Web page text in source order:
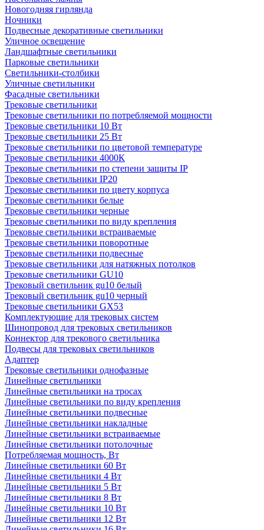
Новогодняя гирлянда
Ночники
Подвесные декоративные светильники
Уличное освещение
Ландшафтные светильники
Парковые светильники
Светильники-столбики
Уличные светильники
Фасадные светильники
Трековые светильники
Трековые светильники по потребляемой мощности
Трековые светильники 10 Вт
Трековые светильники 25 Вт
Трековые светильники по цветовой температуре
Трековые светильники 4000К
Трековые светильники по степени защиты IP
Трековые светильники IP20
Трековые светильники по цвету корпуса
Трековые светильники белые
Трековые светильники черные
Трековые светильники по виду крепления
Трековые светильники встраиваемые
Трековые светильники поворотные
Трековые светильники подвесные
Трековые светильники для натяжных потолков
Трековые светильники GU10
Трековый светильник gu10 белый
Трековый светильник gu10 черный
Трековые светильники GX53
Комплектующие для трековых систем
Шинопровод для трековых светильников
Коннектор для трекового светильника
Подвесы для трековых светильников
Адаптер
Трековые светильники однофазные
Линейные светильники
Линейные светильники на тросах
Линейные светильники по виду крепления
Линейные светильники подвесные
Линейные светильники накладные
Линейные светильники встраиваемые
Линейные светильники потолочные
Потребляемая мощность, Вт
Линейные светильники 60 Вт
Линейные светильники 4 Вт
Линейные светильники 5 Вт
Линейные светильники 8 Вт
Линейные светильники 10 Вт
Линейные светильники 12 Вт